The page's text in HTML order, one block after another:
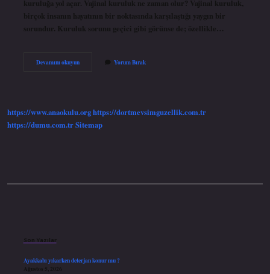
kuruluğa yol açar. Vajinal kuruluk ne zaman olur? Vajinal kuruluk,
birçok insanın hayatının bir noktasında karşılaştığı yaygın bir
sorundur. Kuruluk sorunu geçici gibi görünse de; özellikle…
Devamını okuyunVajinal
Yorum Bırak
https://www.anaokulu.orghttps://dortmevsimguzellik.com.tr
https://dumu.com.trSitemap
Son Yazılar
Ayakkabı yıkarken deterjan konur mu ?
Ağustos 5, 2026